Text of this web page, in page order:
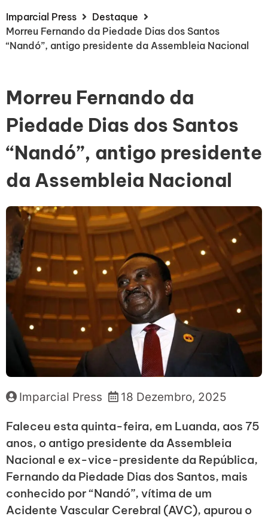
Imparcial Press
Destaque
Morreu Fernando da Piedade Dias dos Santos
“Nandó”, antigo presidente da Assembleia Nacional
Morreu Fernando da
Piedade Dias dos Santos
“Nandó”, antigo presidente
da Assembleia Nacional
Imparcial Press 18 Dezembro, 2025
Faleceu esta quinta-feira, em Luanda, aos 75
anos, o antigo presidente da Assembleia
Nacional e ex-vice-presidente da República,
Fernando da Piedade Dias dos Santos, mais
conhecido por “Nandó”, vítima de um
Acidente Vascular Cerebral (AVC), apurou o